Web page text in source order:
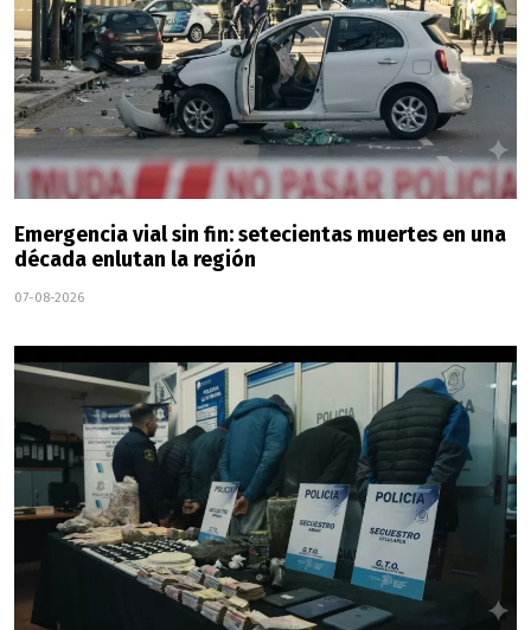
Emergencia vial sin fin: setecientas muertes en una
década enlutan la región
07-08-2026